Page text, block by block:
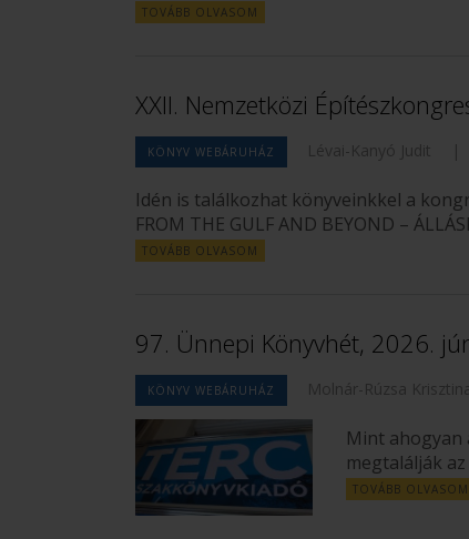
TOVÁBB OLVASOM
XXII. Nemzetközi
KÖNYV WEBÁRUHÁZ Lévai-Kanyó Judit |
Idén is találkozhat könyveinkkel a
FROM THE GULF AND BEYOND –
TOVÁBB OLVASOM
97. Ünnepi Könyvhét, 2026.
KÖNYV WEBÁRUHÁZ Molnár-Rúzsa
Mint ahogyan
megtalálják
TOVÁBB OLVASOM